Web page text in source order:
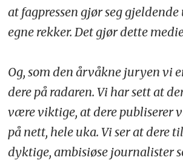
at fagpressen gjør seg
egne rekker. Det gjør dette
Og, som den årvåkne juryen vi
dere på radaren. Vi har sett at
være viktige, at dere publiserer
på nett, hele uka. Vi ser at dere
dyktige, ambisiøse journalister